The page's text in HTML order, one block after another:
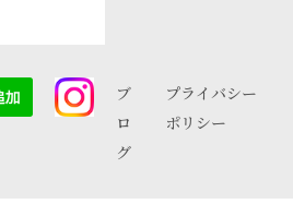
ブ
ロ
グ
プライバシー
ポリシー